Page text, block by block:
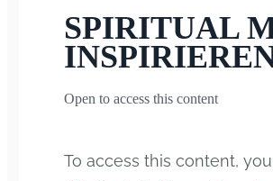
SPIRITUAL
Open to access this content
To access this content,